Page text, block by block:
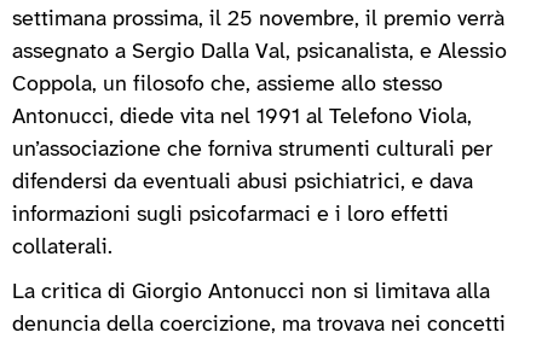
settimana prossima, il 25 novembre, il premio verrà
assegnato a Sergio Dalla Val, psicanalista, e Alessio
Coppola, un filosofo che, assieme allo stesso
Antonucci, diede vita nel 1991 al Telefono Viola,
un’associazione che forniva strumenti culturali per
difendersi da eventuali abusi psichiatrici, e dava
informazioni sugli psicofarmaci e i loro effetti
collaterali.
La critica di Giorgio Antonucci non si limitava alla
denuncia della coercizione, ma trovava nei concetti